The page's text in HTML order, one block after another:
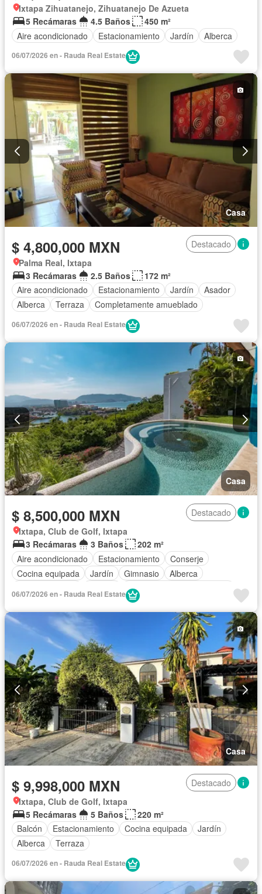
Ixtapa Zihuatanejo, Zihuatanejo De Azueta
5 Recámaras
4.5 Baños
450 m²
Aire acondicionado
Estacionamiento Jardín Alberca
06/07/2026 en - Rauda Real Estate
Casa
$ 4,800,000 MXN
Destacado
Palma Real, Ixtapa
3 Recámaras
2.5 Baños
172 m²
Aire acondicionado
Estacionamiento Jardín
Asador
Alberca
Terraza Completamente amueblado
06/07/2026 en - Rauda Real Estate
Casa
$ 8,500,000 MXN
Destacado
Ixtapa, Club de Golf, Ixtapa
3 Recámaras
3 Baños
202 m²
Aire acondicionado
Estacionamiento
Conserje
Cocina equipada
Jardín Gimnasio
Alberca
Completamente amueblado
06/07/2026 en - Rauda Real Estate
Casa
$ 9,998,000 MXN
Destacado
Ixtapa, Club de Golf, Ixtapa
5 Recámaras
5 Baños
220 m²
Balcón
Estacionamiento Cocina equipada
Jardín
Alberca
Terraza
06/07/2026 en - Rauda Real Estate